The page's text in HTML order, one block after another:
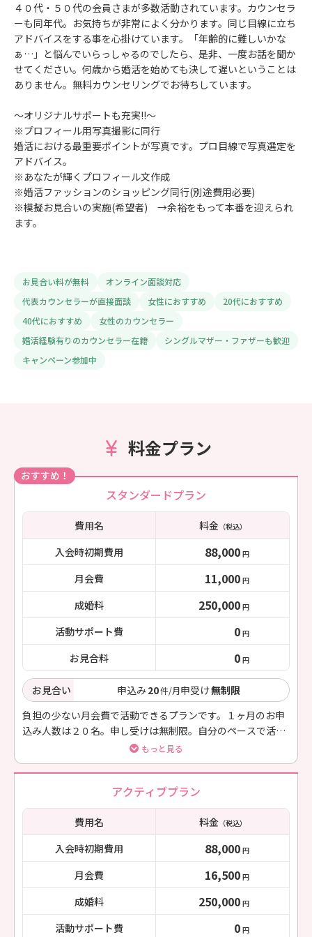
４０代・５０代の会員さまが多数活動されています。カウンセラ
ーも同年代。お気持ちが非常によく分かります。同じ目線に立ち
アドバイスをする事を心掛けています。「年齢的に難しいかな
ぁ…」と悩んでいらっしゃるのでしたら、是非、一度お話を聞か
せてください。何歳から婚活を始めても決して遅いということは
ありません。無料カウンセリングでお待ちしています。
～オリジナルサポートも充実!!～
※プロフィール用写真撮影に同行
婚活における最重要ポイントが写真です。プロ目線で写真選定を
アドバイス。
※あなたが輝くプロフィール文作成
※婚活ファッションのショッピング同行(別途費用必要)
※模擬お見合いの実施(希望者) →余裕をもって本番を迎えられ
ます。
お見合い料が無料
オンライン面談対応
代表カウンセラーが直接面談
女性におすすめ
20代におすすめ
40代におすすめ
女性のカウンセラー
婚活経験有りのカウンセラー在籍
シングルマザー・ファザーも歓迎
キャンペーン参加中
料金プラン
おすすめ！
スタンダードプラン
費用名 料金（税込）
入会時初期費用 88,000 円
月会費 11,000 円
成婚料 250,000 円
活動サポート費 0 円
お見合料 0 円
お見合い 申込み20件/月申受け無制限
負担の少ない月会費で活動できるプランです。１ヶ月のお申
込み人数は２０名。申し受けは無制限。自分のペースで活動
したい方に向いています。 もっと見る
アクティブプラン
費用名 料金（税込）
入会時初期費用 88,000 円
月会費 16,500 円
成婚料 250,000 円
活動サポート費 0 円